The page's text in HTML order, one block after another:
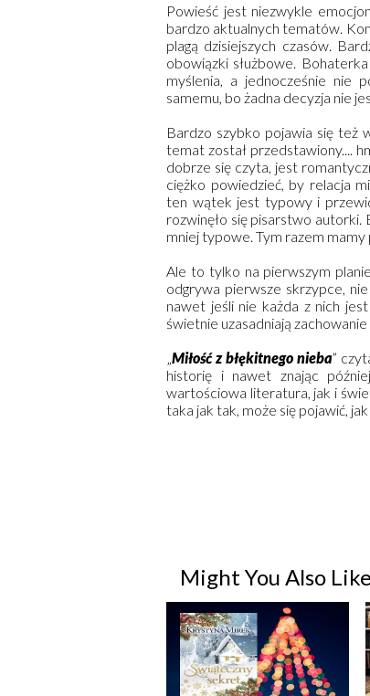
Powieść jest niezwykle
bardzo aktualnych tematów.
plagą dzisiejszych czasów.
obowiązki służbowe.
myślenia, a jednocześnie nie
samemu, bo żadna decyzja nie
Bardzo szybko pojawia się też
temat został przedstawiony....
dobrze się czyta, jest
ciężko powiedzieć, by relacja
ten wątek jest typowy i
rozwinęło się pisarstwo autorki.
mniej typowe. Tym razem
Ale to tylko na pierwszym
odgrywa pierwsze skrzypce,
nawet jeśli nie każda z nich
świetnie uzasadniają
„Miłość z błękitnego nieba”
historię i nawet znając
wartościowa literatura, jak i
taka jak tak, może się pojawić,
Might You Also Like